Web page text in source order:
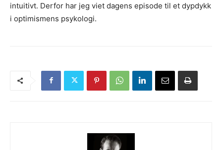
intuitivt. Derfor har jeg viet dagens episode til et dypdykk
i optimismens psykologi.